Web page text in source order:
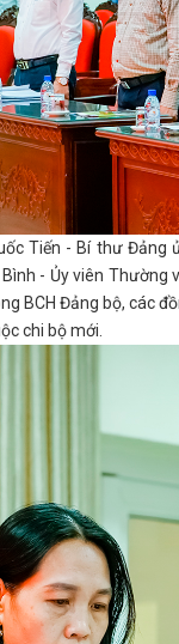
Tiến - Bí thư Đảng
- Ủy viên Thường
BCH Đảng bộ, các
chi bộ mới.